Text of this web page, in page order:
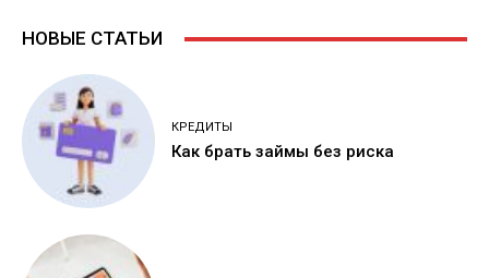
НОВЫЕ СТАТЬИ
КРЕДИТЫ
Как брать займы без риска